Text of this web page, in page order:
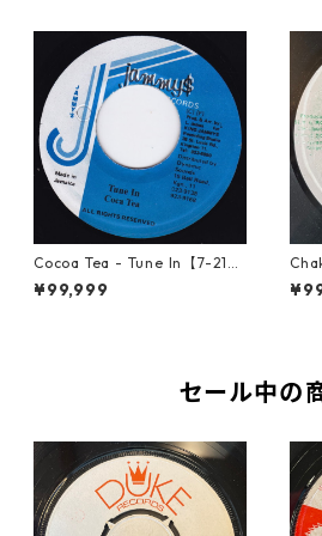
Cocoa Tea - Tune In【7-2187
2】
¥99,999
rder
セール中の